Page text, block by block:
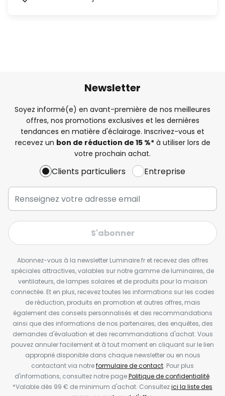
Newsletter
Soyez informé(e) en avant-première de nos meilleures
offres, nos promotions exclusives et les dernières
tendances en matière d'éclairage. Inscrivez-vous et
recevez un bon de réduction de 15 %*à utiliser lors de
votre prochain achat.
Clients particuliers Entreprise
S'abonner
Abonnez-vous à la newsletter Luminaire.fr et recevez des offres
spéciales attractives, valables sur notre gamme de luminaires, de
ventilateurs, de lampes solaires et de produits pour la maison
connectée. Et en plus, recevez toutes les informations sur les codes
de réduction, produits en promotion et autres offres, mais
également des conseils personnalisés et des recommandations
ainsi que des informations de nos partenaires, des enquêtes, des
demandes d'évaluation et des recommandations d'achat. Vous
pouvez annuler facilement et à tout moment en cliquant sur le lien
approprié disponible dans chaque newsletter ou en nous
contactant via notreformulaire de contact. Pour plus
d'informations, consultez notre pagePolitique de confidentialité.
*Valable dès 99 € de minimum d'achat. Consultezici la liste des